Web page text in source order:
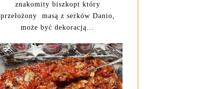
znakomity biszkopt który
przełożony masą z serków Danio,
może być dekoracją...